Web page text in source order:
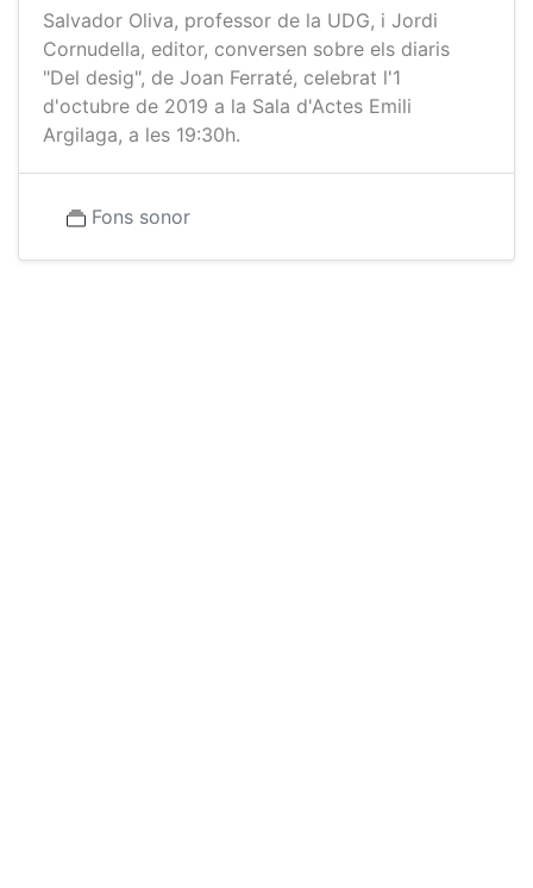
Salvador Oliva, professor de la UDG, i Jordi
Cornudella, editor, conversen sobre els diaris
"Del desig", de Joan Ferraté, celebrat l'1
d'octubre de 2019 a la Sala d'Actes Emili
Argilaga, a les 19:30h.
Fons sonor